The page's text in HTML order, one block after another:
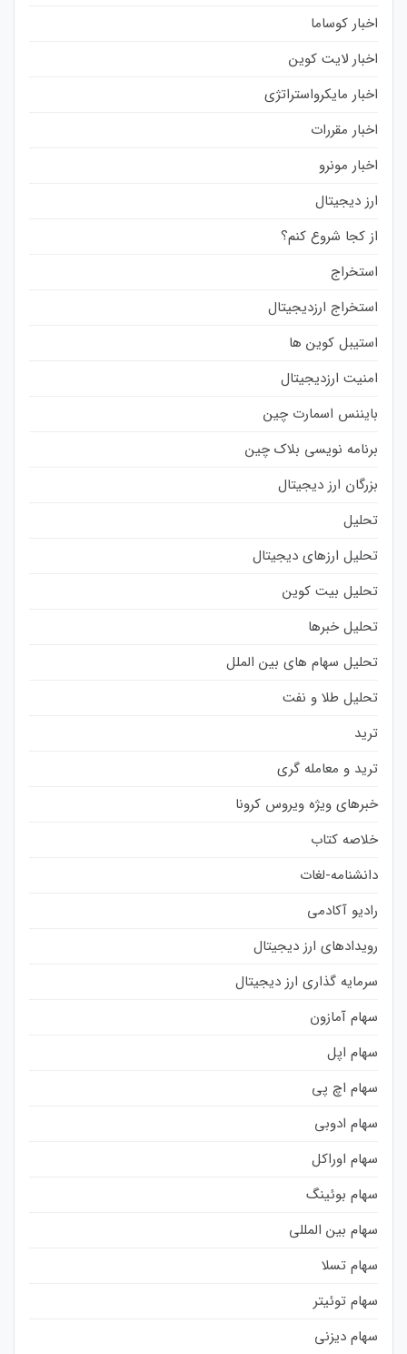
اخبار کوساما
اخبار لایت کوین
اخبار مایکرواستراتژی
اخبار مقررات
اخبار مونرو
ارز دیجیتال
از کجا شروع کنم؟
استخراج
استخراج ارزدیجیتال
استیبل کوین ها
امنیت ارزدیجیتال
بایننس اسمارت چین
برنامه نویسی بلاک چین
بزرگان ارز دیجیتال
تحلیل
تحلیل ارزهای دیجیتال
تحلیل بیت کوین
تحلیل خبرها
تحلیل سهام های بین الملل
تحلیل طلا و نفت
ترید
ترید و معامله گری
خبرهای ویژه ویروس کرونا
خلاصه کتاب
دانشنامه-لغات
رادیو آکادمی
رویدادهای ارز دیجیتال
سرمایه گذاری ارز دیجیتال
سهام آمازون
سهام اپل
سهام اچ پی
سهام ادوبی
سهام اوراکل
سهام بوئینگ
سهام بین المللی
سهام تسلا
سهام توئیتر
سهام دیزنی